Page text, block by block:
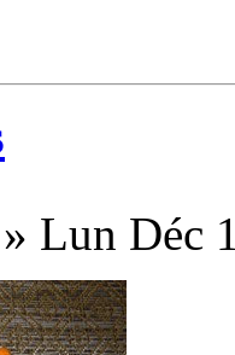
» Lun Déc